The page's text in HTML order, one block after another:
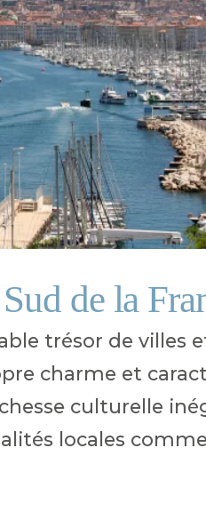
de la
trésor de villes
charme et
culturelle
locales